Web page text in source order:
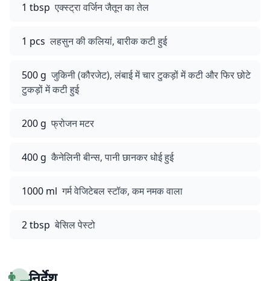
1 tbsp एक्स्ट्रा वर्जिन जैतून का तेल
1 pcs लहसुन की कलियां, बारीक कटी हुई
500 g जुकिनी (कौरजेट), लंबाई में चार टुकड़ों में कटी और फिर छोटे
टुकड़ों में कटी हुई
200 g फ्रोजन मटर
400 g कैनेलिनी बीन्स, पानी छानकर धोई हुई
1000 ml गर्म वेजिटेबल स्टॉक, कम नमक वाला
2 tbsp बेसिल पेस्टो